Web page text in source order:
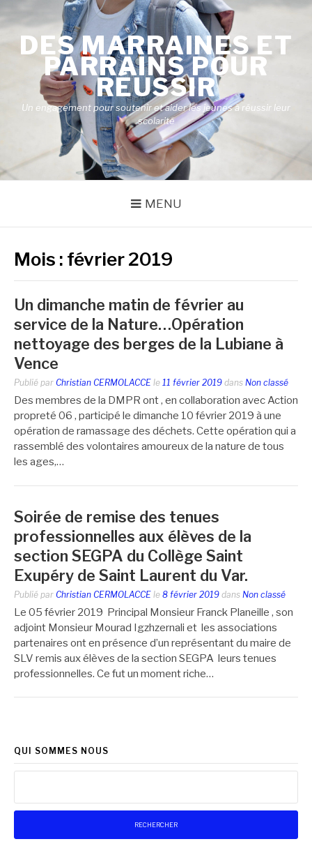
contenuDES MARRAINES ET
PARRAINS POUR
RÉUSSIR
Un engagement pour soutenir et aider les jeunes à réussir leur
scolarité
MENU
Mois : février 2019
Un dimanche matin de février au
service de la Nature…Opération
nettoyage des berges de la Lubiane à
Vence
Publié par Christian CERMOLACCE le 11 février 2019 dans Non classé
Des membres de la DMPR ont , en collaboration avec Action
propreté 06 , participé le dimanche 10 février 2019 à une
opération de ramassage des déchets. Cette opération qui a
rassemblé des volontaires amoureux de la nature de tous
les ages,…
Soirée de remise des tenues
professionnelles aux élèves de la
section SEGPA du Collège Saint
Exupéry de Saint Laurent du Var.
Publié par Christian CERMOLACCE le 8 février 2019 dans Non classé
Le 05 février 2019 Principal Monsieur Franck Planeille , son
adjoint Monsieur Mourad Igzhzernali et les associations
partenaires ont en présence d’un représentant du maire de
SLV remis aux élèves de la section SEGPA leurs tenues
professionnelles. Ce fut un moment riche…
QUI SOMMES NOUS